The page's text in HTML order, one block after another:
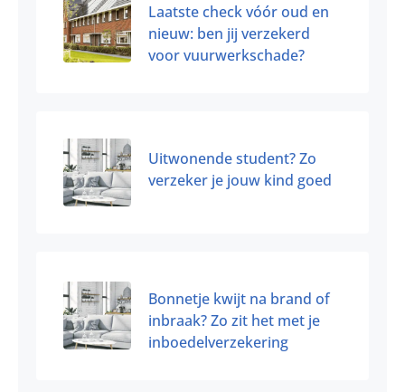
Laatste check vóór oud en
nieuw: ben jij verzekerd
voor vuurwerkschade?
Uitwonende student? Zo
verzeker je jouw kind goed
Bonnetje kwijt na brand of
inbraak? Zo zit het met je
inboedelverzekering